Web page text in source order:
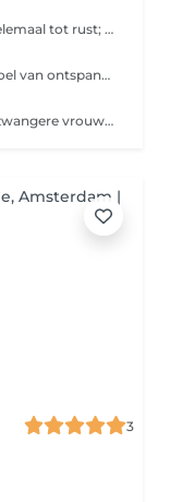
Door je voeten te laten masseren kom je helemaal tot rust; een voetmassage heeft niet alleen effect op de voeten, maar zorgt ook voor een ontspannen gevoel.
Deze massage zorgt voor een algeheel gevoel van ontspanning. Terwijl je spieren relaxen ebt stress weg zodat lichaam en geest weer in balans komen.
Deze massage is speciaal ontwikkeld voor zwangere vrouwen en is gericht op het welzijn van moeder en kind en het verlichten van zwangerschapspijntjes en -klachten.
3